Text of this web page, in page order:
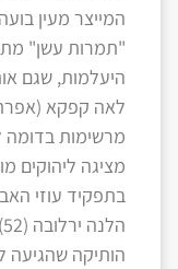
המייצר מעין
"תמרות עשן"
היעלמות, שגם
מרשימות בדומה
מציגה ליהוקים
בתפקיד עוזי
הותיקה שהגיעה